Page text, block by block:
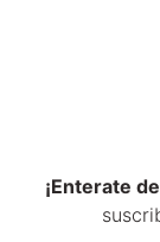
¡Enterate